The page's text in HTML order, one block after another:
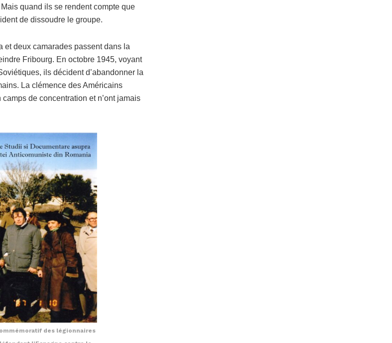
quand ils se rendent compte que
de dissoudre le groupe.
et deux camarades passent dans la
Fribourg. En octobre 1945, voyant
ils décident d’abandonner la
La clémence des Américains
de concentration et n’ont jamais
des légionnaires